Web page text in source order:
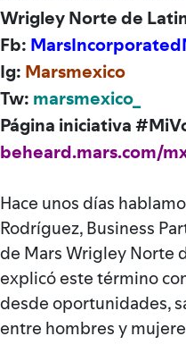
Wrigley Norte de
Fb:
Ig: Marsmexico
Tw: marsmexico_
Página iniciativa
beheard.mars.com/
Hace unos días
Rodríguez, Business
de Mars Wrigley Norte
explicó este término
desde oportunidades,
entre hombres y